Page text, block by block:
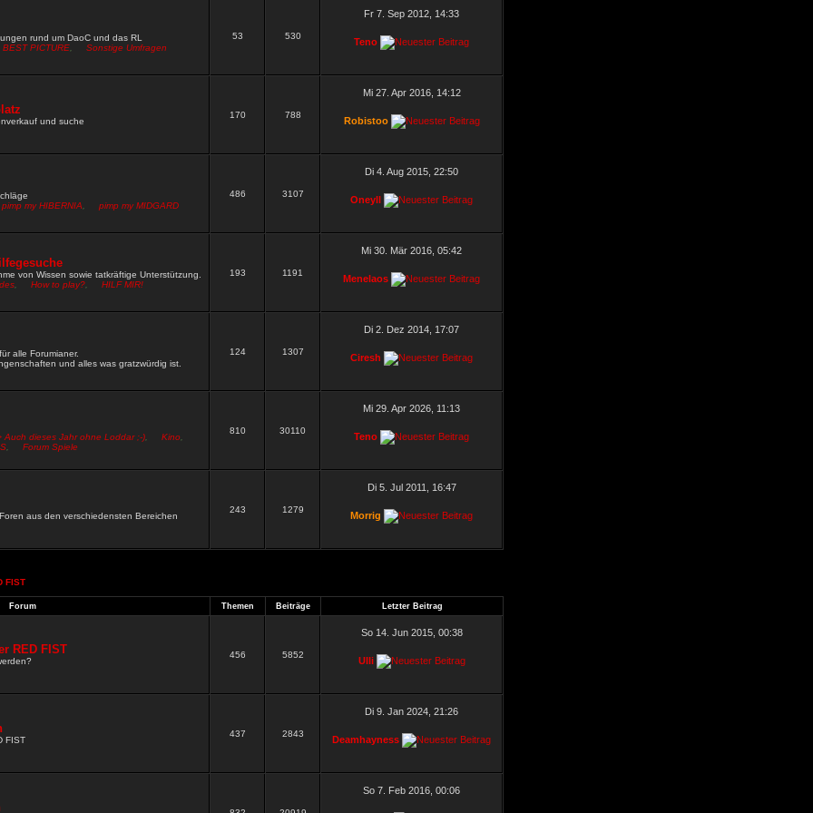
neu setzen
»
ja gut funktioniert
wie das vom zirkel
»
und müsste dich irgendwie pn mässig erreichen wegen
rund um DaoC und das RL
BEST PICTURE Sonstige Umfragen
53 530
Fr 7. Sep 2012, 14:33
Teno
und suche
170 788
Mi 27. Apr 2016, 14:12
Robistoo
pimp my HIBERNIA pimp my MIDGARD
486 3107
Di 4. Aug 2015, 22:50
Oneyll
von Wissen sowie tatkräftige Unterstützung.
How to play? HILF MIR!
193 1191
Mi 30. Mär 2016, 05:42
Menelaos
alle Forumianer.
und alles was gratzwürdig ist.
124 1307
Di 2. Dez 2014, 17:07
Ciresh
Auch dieses Jahr ohne Loddar ;-)
Kino
Forum Spiele
810 30110
Mi 29. Apr 2026, 11:13
Teno
aus den verschiedensten Bereichen
243 1279
Di 5. Jul 2011, 16:47
Morrig
FIST
Forum Themen Beiträge Letzter Beitrag
RED FIST 456 5852
So 14. Jun 2015, 00:38
Ulli
FIST
437 2843
Di 9. Jan 2024, 21:26
Deamhayness
So 7. Feb 2016, 00:06